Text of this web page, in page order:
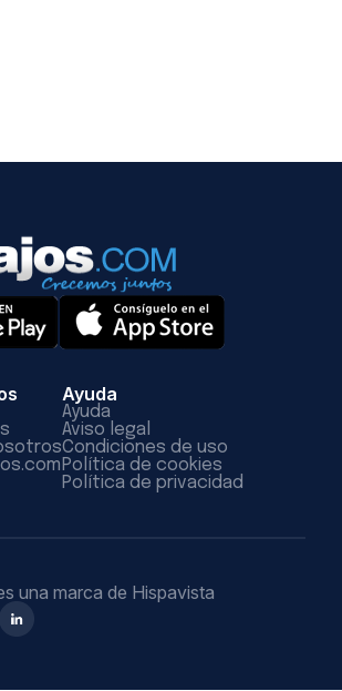
Ayuda
Ayuda
Aviso legal
Condiciones de uso
Política de cookies
Política de privacidad
una marca de Hispavista